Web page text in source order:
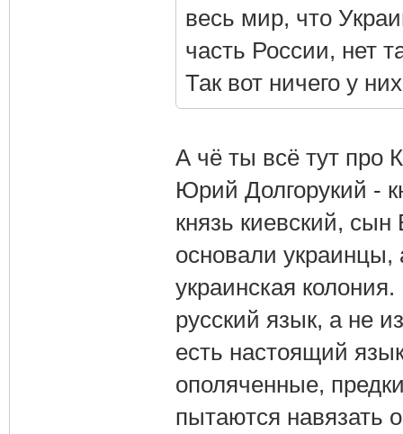
весь мир, что
часть России, нет
Так вот ничего у
А чё ты всё тут про
Юрий Долгорукий -
князь киевский,
основали
украинская
русский язык, а не
есть настоящий
ополяченные,
пытаются навязать